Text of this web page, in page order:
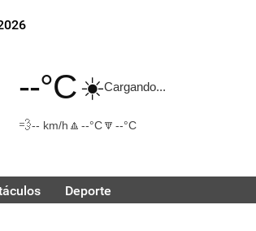
--°C☀️Cargando...
💨-- km/h 🔼 --°C🔽 --°C
Deporte